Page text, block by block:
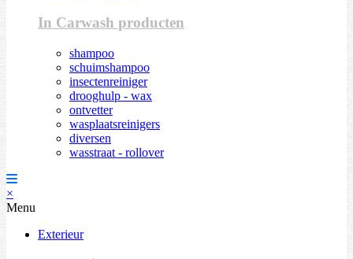
In Carwash producten
shampoo
schuimshampoo
insectenreiniger
drooghulp - wax
ontvetter
wasplaatsreinigers
diversen
wasstraat - rollover
×
Menu
Exterieur